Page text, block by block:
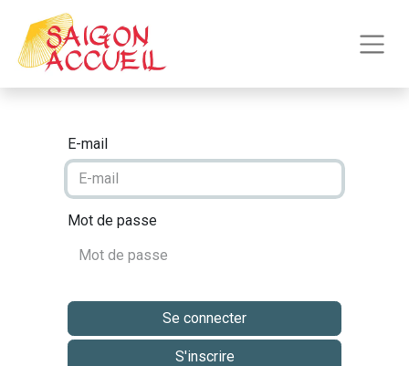
E-mail
Mot de passe
Se connecter
S'inscrire